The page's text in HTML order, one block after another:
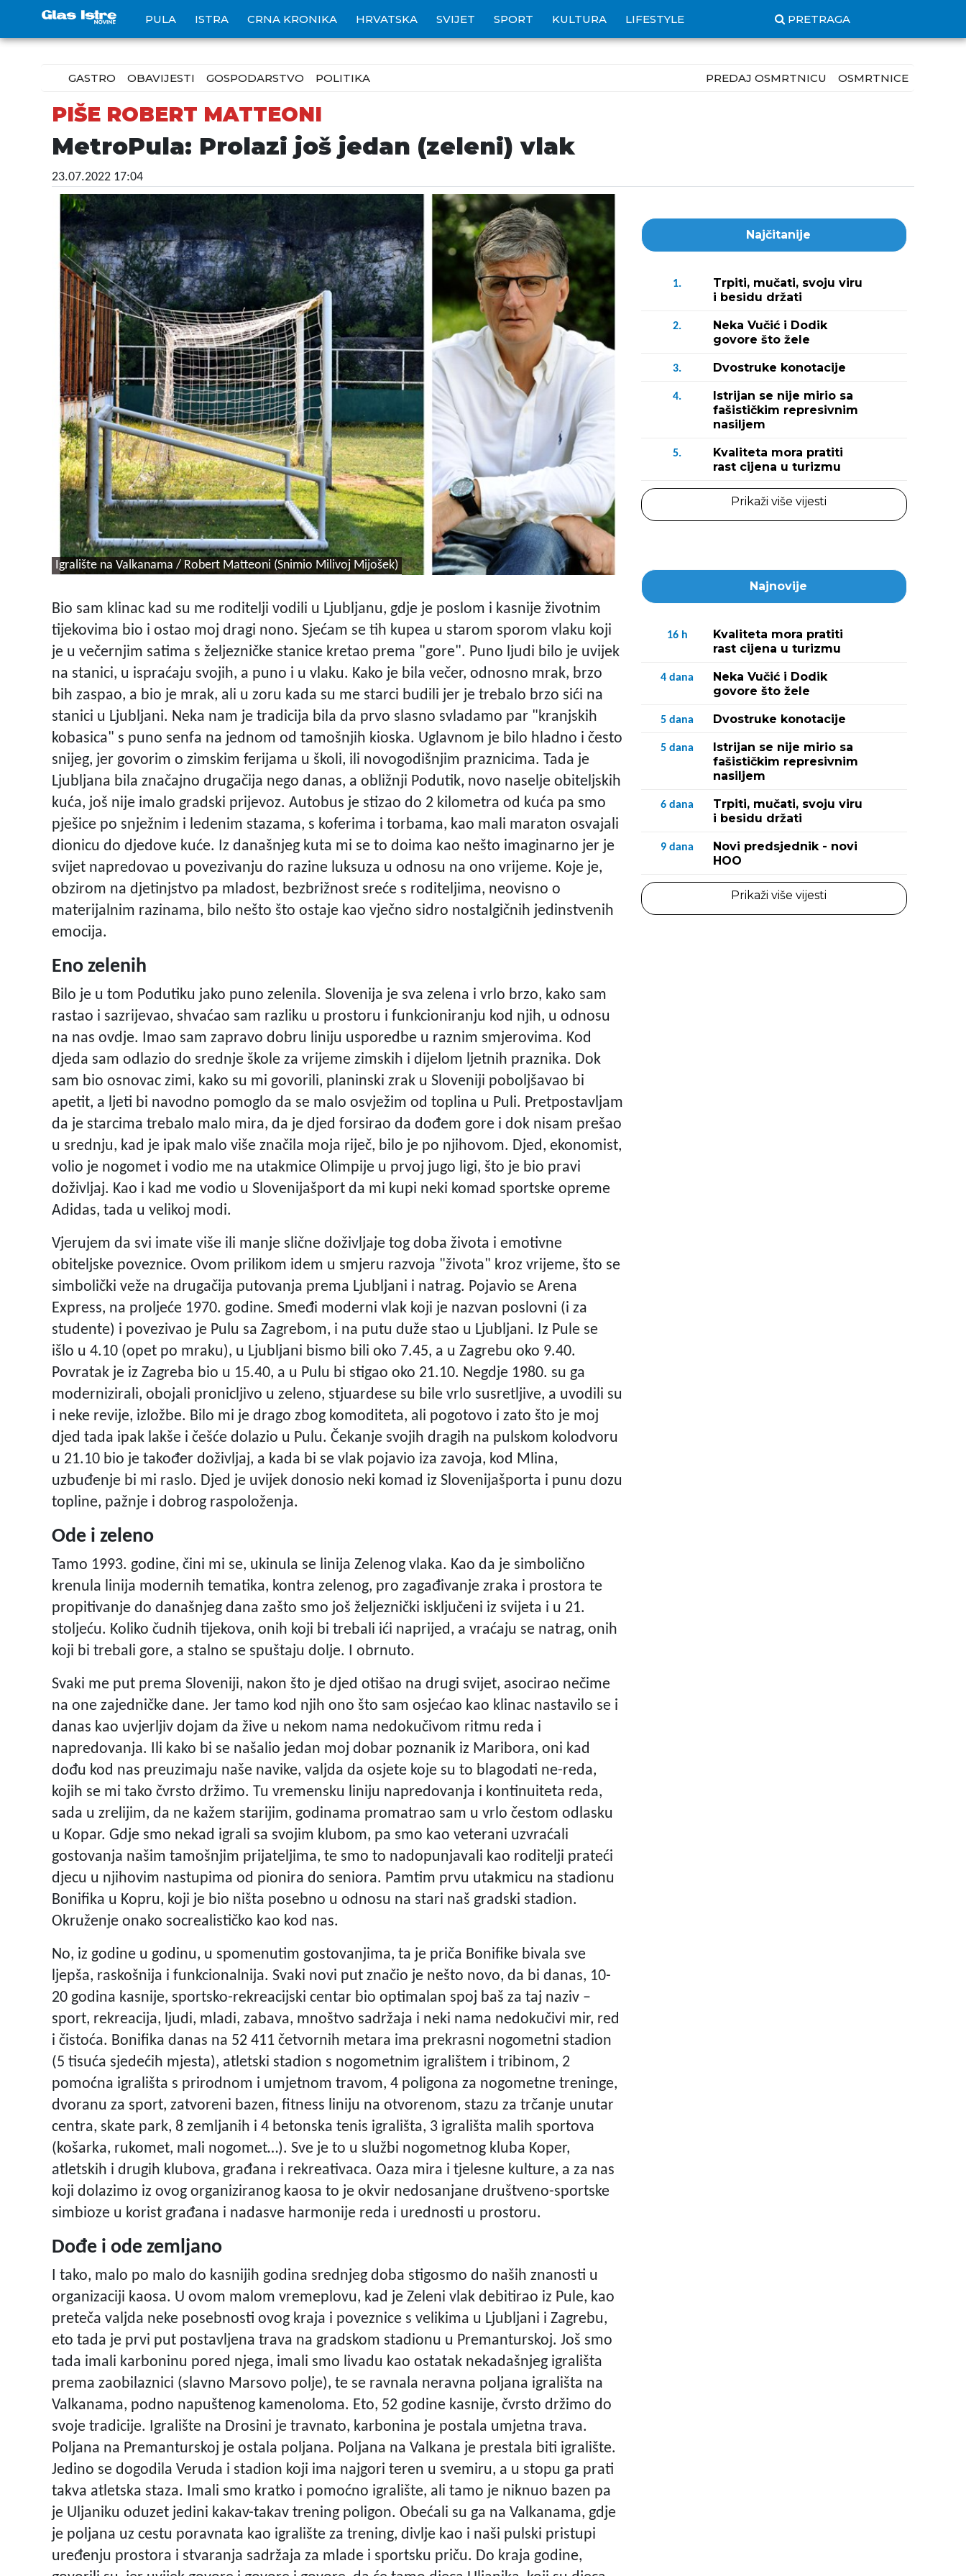
PULA ISTRA CRNA KRONIKA HRVATSKA SVIJET SPORT KULTURA LIFESTYLE PRETRAGA
GASTRO OBAVIJESTI GOSPODARSTVO POLITIKA PREDAJ OSMRTNICU OSMRTNICE
PIŠE ROBERT MATTEONI
MetroPula: Prolazi još jedan (zeleni) vlak
23.07.2022 17:04
Igralište na Valkanama / Robert Matteoni (Snimio Milivoj Mijošek)
Bio sam klinac kad su me roditelji vodili u Ljubljanu, gdje je poslom i kasnije životnim
tijekovima bio i ostao moj dragi nono. Sjećam se tih kupea u starom sporom vlaku koji
je u večernjim satima s željezničke stanice kretao prema "gore". Puno ljudi bilo je uvijek
na stanici, u ispraćaju svojih, a puno i u vlaku. Kako je bila večer, odnosno mrak, brzo
bih zaspao, a bio je mrak, ali u zoru kada su me starci budili jer je trebalo brzo sići na
stanici u Ljubljani. Neka nam je tradicija bila da prvo slasno svladamo par "kranjskih
kobasica" s puno senfa na jednom od tamošnjih kioska. Uglavnom je bilo hladno i često
snijeg, jer govorim o zimskim ferijama u školi, ili novogodišnjim praznicima. Tada je
Ljubljana bila značajno drugačija nego danas, a obližnji Podutik, novo naselje obiteljskih
kuća, još nije imalo gradski prijevoz. Autobus je stizao do 2 kilometra od kuća pa smo
pješice po snježnim i ledenim stazama, s koferima i torbama, kao mali maraton osvajali
dionicu do djedove kuće. Iz današnjeg kuta mi se to doima kao nešto imaginarno jer je
svijet napredovao u povezivanju do razine luksuza u odnosu na ono vrijeme. Koje je,
obzirom na djetinjstvo pa mladost, bezbrižnost sreće s roditeljima, neovisno o
materijalnim razinama, bilo nešto što ostaje kao vječno sidro nostalgičnih jedinstvenih
emocija.
Eno zelenih
Bilo je u tom Podutiku jako puno zelenila. Slovenija je sva zelena i vrlo brzo, kako sam
rastao i sazrijevao, shvaćao sam razliku u prostoru i funkcioniranju kod njih, u odnosu
na nas ovdje. Imao sam zapravo dobru liniju usporedbe u raznim smjerovima. Kod
djeda sam odlazio do srednje škole za vrijeme zimskih i dijelom ljetnih praznika. Dok
sam bio osnovac zimi, kako su mi govorili, planinski zrak u Sloveniji poboljšavao bi
apetit, a ljeti bi navodno pomoglo da se malo osvježim od toplina u Puli. Pretpostavljam
da je starcima trebalo malo mira, da je djed forsirao da dođem gore i dok nisam prešao
u srednju, kad je ipak malo više značila moja riječ, bilo je po njihovom. Djed, ekonomist,
volio je nogomet i vodio me na utakmice Olimpije u prvoj jugo ligi, što je bio pravi
doživljaj. Kao i kad me vodio u Slovenijašport da mi kupi neki komad sportske opreme
Adidas, tada u velikoj modi.
Vjerujem da svi imate više ili manje slične doživljaje tog doba života i emotivne
obiteljske poveznice. Ovom prilikom idem u smjeru razvoja "života" kroz vrijeme, što se
simbolički veže na drugačija putovanja prema Ljubljani i natrag. Pojavio se Arena
Express, na proljeće 1970. godine. Smeđi moderni vlak koji je nazvan poslovni (i za
studente) i povezivao je Pulu sa Zagrebom, i na putu duže stao u Ljubljani. Iz Pule se
išlo u 4.10 (opet po mraku), u Ljubljani bismo bili oko 7.45, a u Zagrebu oko 9.40.
Povratak je iz Zagreba bio u 15.40, a u Pulu bi stigao oko 21.10. Negdje 1980. su ga
modernizirali, obojali pronicljivo u zeleno, stjuardese su bile vrlo susretljive, a uvodili su
i neke revije, izložbe. Bilo mi je drago zbog komoditeta, ali pogotovo i zato što je moj
djed tada ipak lakše i češće dolazio u Pulu. Čekanje svojih dragih na pulskom kolodvoru
u 21.10 bio je također doživljaj, a kada bi se vlak pojavio iza zavoja, kod Mlina,
uzbuđenje bi mi raslo. Djed je uvijek donosio neki komad iz Slovenijašporta i punu dozu
topline, pažnje i dobrog raspoloženja.
Ode i zeleno
Tamo 1993. godine, čini mi se, ukinula se linija Zelenog vlaka. Kao da je simbolično
krenula linija modernih tematika, kontra zelenog, pro zagađivanje zraka i prostora te
propitivanje do današnjeg dana zašto smo još željeznički isključeni iz svijeta i u 21.
stoljeću. Koliko čudnih tijekova, onih koji bi trebali ići naprijed, a vraćaju se natrag, onih
koji bi trebali gore, a stalno se spuštaju dolje. I obrnuto.
Svaki me put prema Sloveniji, nakon što je djed otišao na drugi svijet, asocirao nečime
na one zajedničke dane. Jer tamo kod njih ono što sam osjećao kao klinac nastavilo se i
danas kao uvjerljiv dojam da žive u nekom nama nedokučivom ritmu reda i
napredovanja. Ili kako bi se našalio jedan moj dobar poznanik iz Maribora, oni kad
dođu kod nas preuzimaju naše navike, valjda da osjete koje su to blagodati ne-reda,
kojih se mi tako čvrsto držimo. Tu vremensku liniju napredovanja i kontinuiteta reda,
sada u zrelijim, da ne kažem starijim, godinama promatrao sam u vrlo čestom odlasku
u Kopar. Gdje smo nekad igrali sa svojim klubom, pa smo kao veterani uzvraćali
gostovanja našim tamošnjim prijateljima, te smo to nadopunjavali kao roditelji prateći
djecu u njihovim nastupima od pionira do seniora. Pamtim prvu utakmicu na stadionu
Bonifika u Kopru, koji je bio ništa posebno u odnosu na stari naš gradski stadion.
Okruženje onako socrealističko kao kod nas.
No, iz godine u godinu, u spomenutim gostovanjima, ta je priča Bonifike bivala sve
ljepša, raskošnija i funkcionalnija. Svaki novi put značio je nešto novo, da bi danas, 10-
20 godina kasnije, sportsko-rekreacijski centar bio optimalan spoj baš za taj naziv –
sport, rekreacija, ljudi, mladi, zabava, mnoštvo sadržaja i neki nama nedokučivi mir, red
i čistoća. Bonifika danas na 52 411 četvornih metara ima prekrasni nogometni stadion
(5 tisuća sjedećih mjesta), atletski stadion s nogometnim igralištem i tribinom, 2
pomoćna igrališta s prirodnom i umjetnom travom, 4 poligona za nogometne treninge,
dvoranu za sport, zatvoreni bazen, fitness liniju na otvorenom, stazu za trčanje unutar
centra, skate park, 8 zemljanih i 4 betonska tenis igrališta, 3 igrališta malih sportova
(košarka, rukomet, mali nogomet…). Sve je to u službi nogometnog kluba Koper,
atletskih i drugih klubova, građana i rekreativaca. Oaza mira i tjelesne kulture, a za nas
koji dolazimo iz ovog organiziranog kaosa to je okvir nedosanjane društveno-sportske
simbioze u korist građana i nadasve harmonije reda i urednosti u prostoru.
Dođe i ode zemljano
I tako, malo po malo do kasnijih godina srednjeg doba stigosmo do naših znanosti u
organizaciji kaosa. U ovom malom vremeplovu, kad je Zeleni vlak debitirao iz Pule, kao
preteča valjda neke posebnosti ovog kraja i poveznice s velikima u Ljubljani i Zagrebu,
eto tada je prvi put postavljena trava na gradskom stadionu u Premanturskoj. Još smo
tada imali karboninu pored njega, imali smo livadu kao ostatak nekadašnjeg igrališta
prema zaobilaznici (slavno Marsovo polje), te se ravnala neravna poljana igrališta na
Valkanama, podno napuštenog kamenoloma. Eto, 52 godine kasnije, čvrsto držimo do
svoje tradicije. Igralište na Drosini je travnato, karbonina je postala umjetna trava.
Poljana na Premanturskoj je ostala poljana. Poljana na Valkana je prestala biti igralište.
Jedino se dogodila Veruda i stadion koji ima najgori teren u svemiru, a u stopu ga prati
takva atletska staza. Imali smo kratko i pomoćno igralište, ali tamo je niknuo bazen pa
je Uljaniku oduzet jedini kakav-takav trening poligon. Obećali su ga na Valkanama, gdje
je poljana uz cestu poravnata kao igralište za trening, divlje kao i naši pulski pristupi
uređenju prostora i stvaranja sadržaja za mlade i sportsku priču. Do kraja godine,
Najčitanije
1.
Trpiti, mučati, svoju viru
i besidu držati
2.
Neka Vučić i Dodik
govore što žele
3. Dvostruke konotacije
4.
Istrijan se nije mirio sa
fašističkim represivnim
nasiljem
5.
Kvaliteta mora pratiti
rast cijena u turizmu
Prikaži više vijesti
Najnovije
16 h
Kvaliteta mora pratiti
rast cijena u turizmu
4 dana
Neka Vučić i Dodik
govore što žele
5 dana Dvostruke konotacije
5 dana
Istrijan se nije mirio sa
fašističkim represivnim
nasiljem
6 dana
Trpiti, mučati, svoju viru
i besidu držati
9 dana
Novi predsjednik - novi
HOO
Prikaži više vijesti